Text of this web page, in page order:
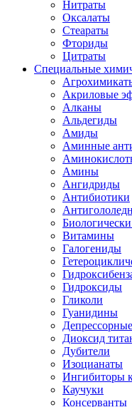
Нитраты
Оксалаты
Стеараты
Фториды
Цитраты
Специальные
Акриловые
Алканы
Альдегиды
Амиды
Аминные
Амины
Ангидриды
Антибиотики
Витамины
Галогениды
Гидроксиды
Гликоли
Гуанидины
Диоксид
Дубители
Изоцианаты
Ингибиторы
Каучуки
Консерванты